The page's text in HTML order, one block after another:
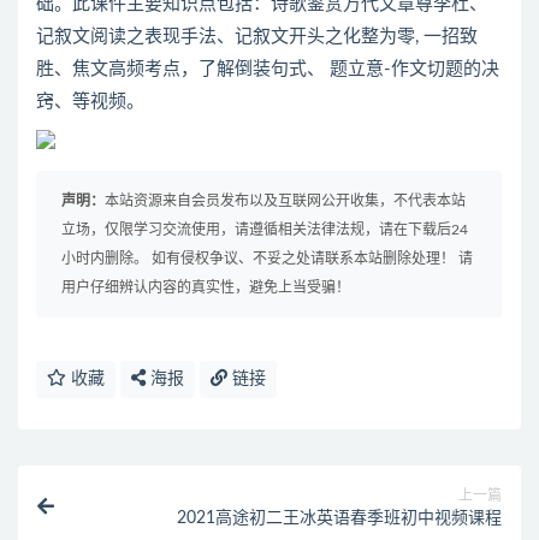
础。此课件主要知识点包括：诗歌鉴赏万代文章尊李杜、
记叙文阅读之表现手法、记叙文开头之化整为零, 一招致
胜、焦文高频考点，了解倒装句式、 题立意-作文切题的决
窍、等视频。
声明： 本站资源来自会员发布以及互联网公开收集，不代表本站
立场，仅限学习交流使用，请遵循相关法律法规，请在下载后24
小时内删除。 如有侵权争议、不妥之处请联系本站删除处理！ 请
用户仔细辨认内容的真实性，避免上当受骗！
收藏 海报 链接
上一篇
2021高途初二王冰英语春季班初中视频课程